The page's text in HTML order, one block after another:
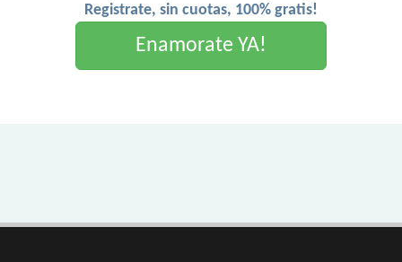
Registrate, sin cuotas, 100% gratis!
Enamorate YA!